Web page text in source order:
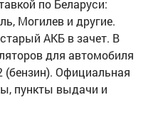
по Беларуси:
Могилев и другие.
АКБ в зачет. В
для автомобиля
(бензин). Официальная
пункты выдачи и